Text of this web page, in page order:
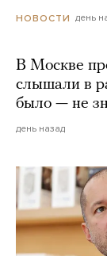
НОВОСТИ день
В Москве
слышали в
было — не
день назад